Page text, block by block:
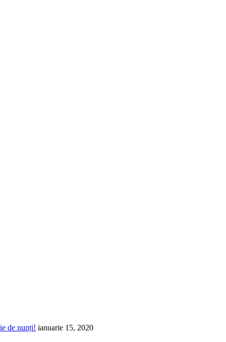
de nunți! ianuarie 15, 2020